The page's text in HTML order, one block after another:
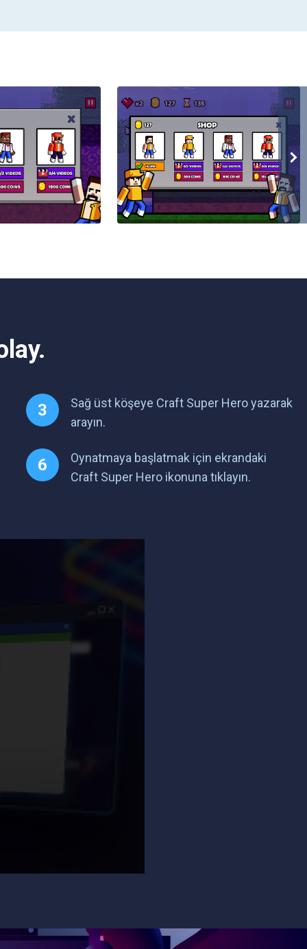
Sağ üst köşeye Craft Super Hero yazarak
arayın.
Oynatmaya başlatmak için ekrandaki
Craft Super Hero ikonuna tıklayın.